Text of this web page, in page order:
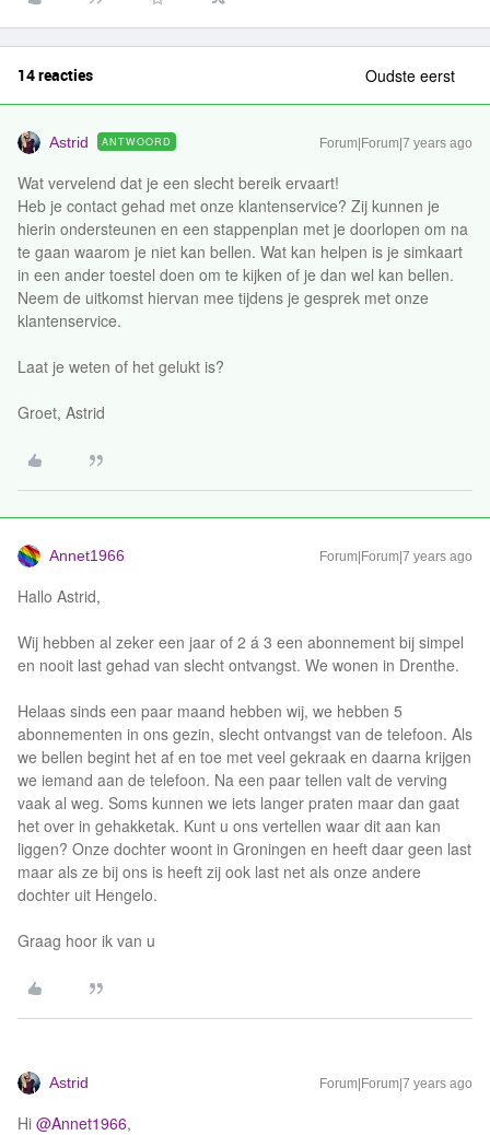
14 reacties Oudste eerst
Astrid ANTWOORD Forum|Forum|7 years ago
Wat vervelend dat je een slecht bereik ervaart!
Heb je contact gehad met onze klantenservice? Zij kunnen je
hierin ondersteunen en een stappenplan met je doorlopen om na
te gaan waarom je niet kan bellen. Wat kan helpen is je simkaart
in een ander toestel doen om te kijken of je dan wel kan bellen.
Neem de uitkomst hiervan mee tijdens je gesprek met onze
klantenservice.
Laat je weten of het gelukt is?
Groet, Astrid
Annet1966 Forum|Forum|7 years ago
Hallo Astrid,
Wij hebben al zeker een jaar of 2 á 3 een abonnement bij simpel
en nooit last gehad van slecht ontvangst. We wonen in Drenthe.
Helaas sinds een paar maand hebben wij, we hebben 5
abonnementen in ons gezin, slecht ontvangst van de telefoon. Als
we bellen begint het af en toe met veel gekraak en daarna krijgen
we iemand aan de telefoon. Na een paar tellen valt de verving
vaak al weg. Soms kunnen we iets langer praten maar dan gaat
het over in gehakketak. Kunt u ons vertellen waar dit aan kan
liggen? Onze dochter woont in Groningen en heeft daar geen last
maar als ze bij ons is heeft zij ook last net als onze andere
dochter uit Hengelo.
Graag hoor ik van u
Astrid Forum|Forum|7 years ago
Hi @Annet1966,